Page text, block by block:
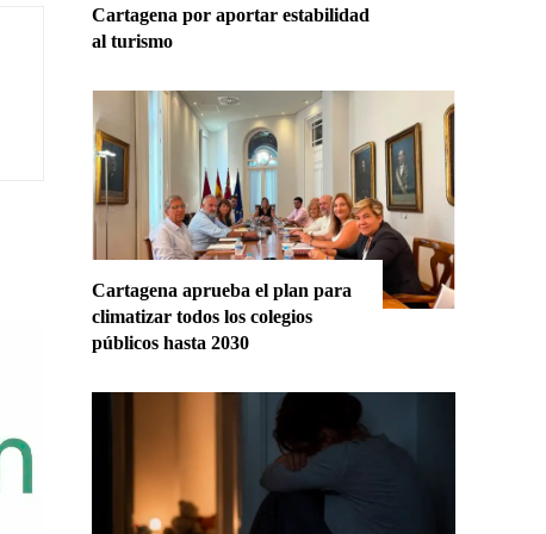
Cartagena por aportar estabilidad
al turismo
Cartagena aprueba el plan para
climatizar todos los colegios
públicos hasta 2030